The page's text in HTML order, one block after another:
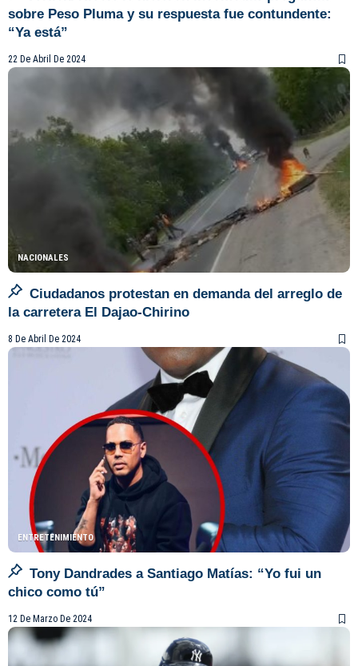
sobre Peso Pluma y su respuesta fue contundente:
“Ya está”
22 De Abril De 2024
NACIONALES
Ciudadanos protestan en demanda del arreglo de
la carretera El Dajao-Chirino
8 De Abril De 2024
ENTRETENIMIENTO
Tony Dandrades a Santiago Matías: “Yo fui un
chico como tú”
12 De Marzo De 2024